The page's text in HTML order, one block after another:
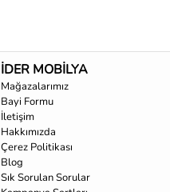
İDER MOBİLYA
Mağazalarımız
Bayi Formu
İletişim
Hakkımızda
Çerez Politikası
Blog
Sık Sorulan Sorular